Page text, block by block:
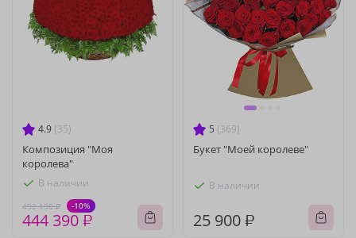
4.9 (35)
Композиция "Моя
королева"
В наличии
492 190 ₽ -10%
444 390 ₽
5 (369)
Букет "Моей королеве"
В наличии
25 900 ₽